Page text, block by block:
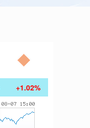
+1.02%